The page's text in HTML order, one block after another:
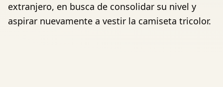
extranjero, en busca de consolidar su nivel y
aspirar nuevamente a vestir la camiseta tricolor.